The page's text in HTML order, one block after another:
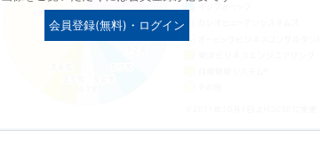
会員登録(無料)・ログイン